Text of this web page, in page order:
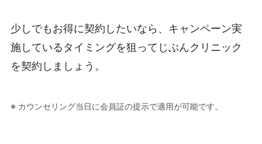
少しでもお得に契約したいなら、キャンペーン実
施しているタイミングを狙ってじぶんクリニック
を契約しましょう。
※ カウンセリング当日に会員証の提示で適用が可能です。